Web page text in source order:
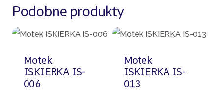
Podobne produkty
Motek
ISKIERKA IS-
006
Motek
ISKIERKA IS-
013